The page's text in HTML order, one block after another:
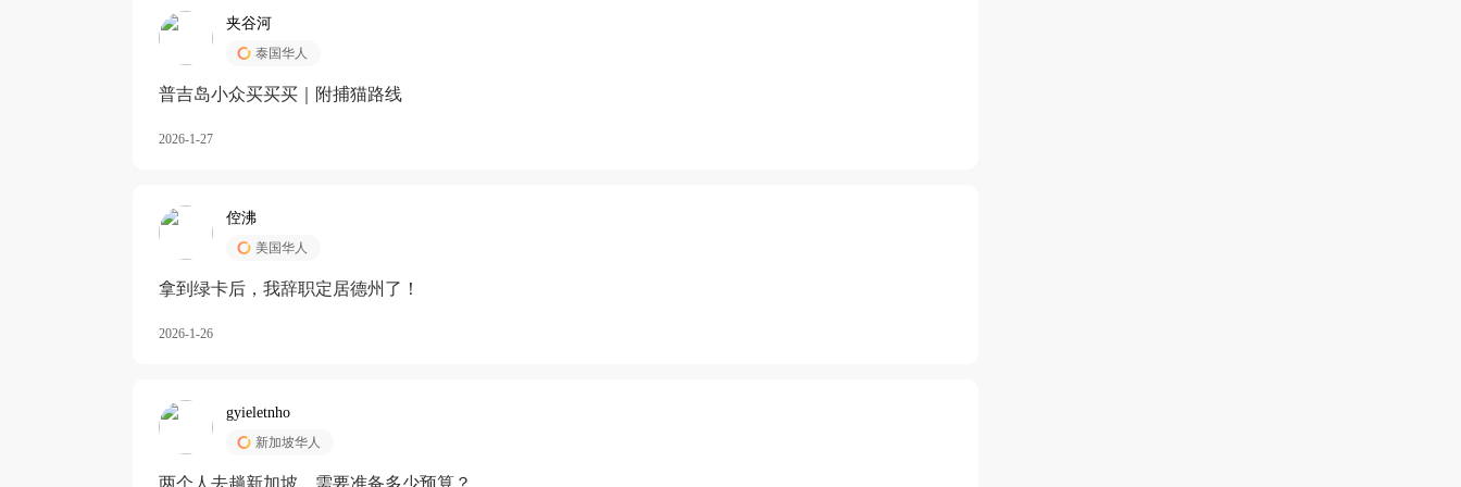
夹谷河
泰国华人
️普吉岛小众买买买｜附捕猫路线
2026-1-27
倥沸
美国华人
拿到绿卡后，我辞职定居德州了！
2026-1-26
gyieletnho
新加坡华人
两个人去趟新加坡，需要准备多少预算？